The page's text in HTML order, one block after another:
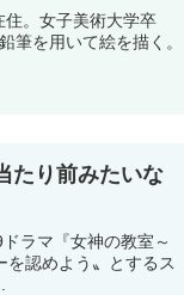
。女子美術大学卒
筆を用いて絵を描く。
たり前みたいな
ラマ『女神の教室～
認めよう〟とするス